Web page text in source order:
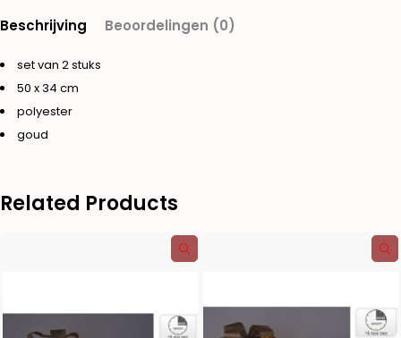
Beschrijving Beoordelingen (0)
set van 2 stuks
50 x 34 cm
polyester
goud
Related Products